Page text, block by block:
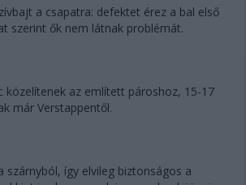
a csapatra: defektet érez a bal első
szerint ők nem látnak problémát.
közelítenek az említett pároshoz, 15-17
már Verstappentől.
szárnyból, így elvileg biztonságos a